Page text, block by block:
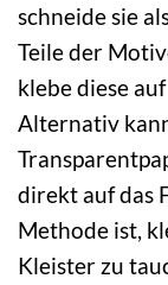
schneide sie
Teile der
klebe diese
Alternativ
direkt auf das
Methode ist,
Kleister zu